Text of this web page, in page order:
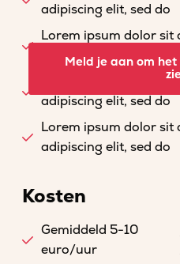
adipiscing elit, sed do
Lorem ipsum dolor sit
adipiscing elit, sed do
Lorem ipsum dolor sit
adipiscing elit, sed do
Lorem ipsum dolor sit
adipiscing elit, sed do
Meld je aan om
Kosten
Gemiddeld 5-10
euro/uur